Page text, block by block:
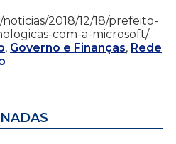
2018/12/18/prefeito-
com-a-microsoft/
, Governo e Finanças, Rede